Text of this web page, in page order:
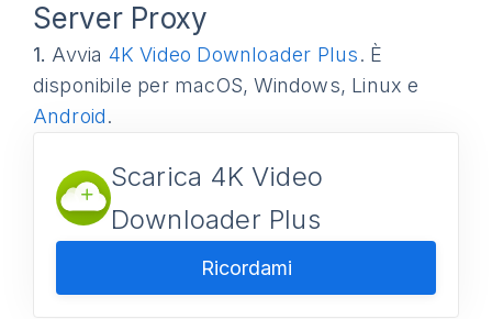
Server Proxy
1. Avvia 4K Video Downloader Plus. È
disponibile per macOS, Windows, Linux e
Android.
Scarica 4K Video
Downloader Plus
Ricordami